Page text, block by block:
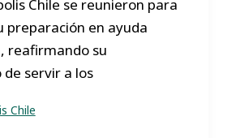
Chile se reunieron para
preparación en ayuda
reafirmando su
servir a los
Chile